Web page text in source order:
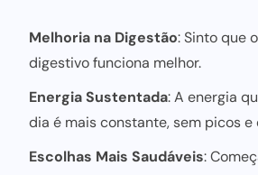
Melhoria na Digestão: Sinto que
digestivo funciona melhor.
Energia Sustentada: A energia
dia é mais constante, sem picos e
Escolhas Mais Saudáveis: